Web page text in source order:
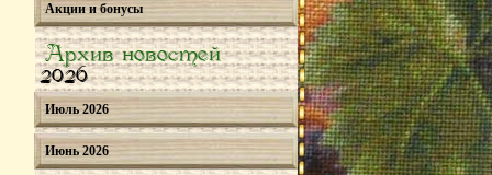
Акции и бонусы
Архив новостей
2026
Июль 2026
Июнь 2026